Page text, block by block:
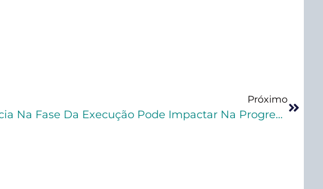
Próximo
STJ: Reincidência Na Fase Da Execução Pode Impactar Na Progressão De Regime